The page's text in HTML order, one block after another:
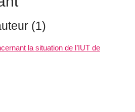
(1)
la situation de l’IUT de